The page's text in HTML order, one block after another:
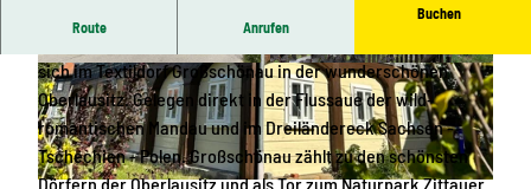
F
e
r
i
B
l
o
c
Route Anrufen
Buchen
sich im Textildorf Großschönau in der wunderschönen
Oberlausitz. Gelegen direkt in der Flussaue der wild-
romantischen Mandau und im Dreiländereck Sachsen -
Tschechien - Polen. Großschönau zählt zu den schönsten
Dörfern der Oberlausitz und als Tor zum Naturpark Zittauer